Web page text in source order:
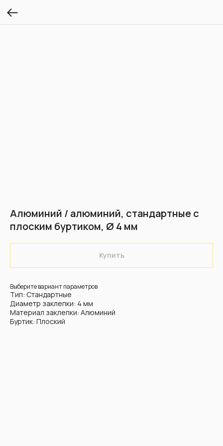
Алюминий / алюминий, стандартные с
плоским буртиком, Ø 4 мм
Купить
Выберите вариант параметров
Тип: Стандартные
Диаметр заклепки: 4 мм
Материал заклепки: Алюминий
Буртик: Плоский